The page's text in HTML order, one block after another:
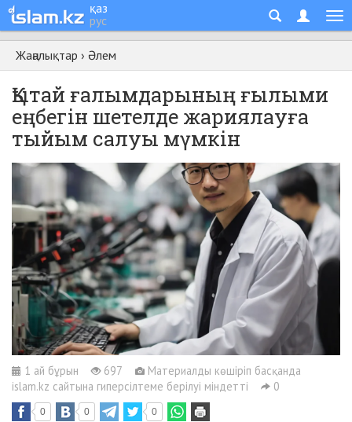
қаз
рус
Жаңалықтар › Әлем
Қытай ғалымдарының ғылыми
еңбегін шетелде жариялауға
тыйым салуы мүмкін
1 ай бұрын 697
Материалды көшіріп басқанда
islam.kz сайтына гиперсілтеме берілуі міндетті
0
0 0 0